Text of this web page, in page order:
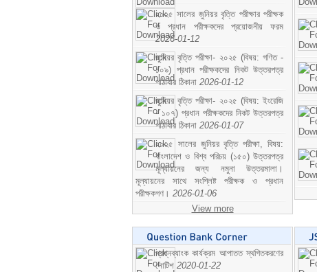
২০২৫ সালের জুনিয়র বৃত্তি পরীক্ষার পরীক্ষক
ও প্রধান পরীক্ষকদের প্রয়োজনীয় ফরম
2026-01-12
জুনিয়র বৃত্তি পরীক্ষা- ২০২৫ (বিষয়: গণিত -
১০৯) প্রধান পরীক্ষকদের নিকট উত্তরপত্র
পাঠাবার ঠিকানা 2026-01-12
জুনিয়র বৃত্তি পরীক্ষা- ২০২৫ (বিষয়: ইংরেজি
- ১০৭) প্রধান পরীক্ষকদের নিকট উত্তরপত্র
পাঠাবার ঠিকানা 2026-01-07
২০২৫ সালের জুনিয়র বৃত্তি পরীক্ষা, বিষয়:
বাংলাদেশ ও বিশ্ব পরিচয় (১৫০) উত্তরপত্র
মূল্যায়নের জন্য নমুনা উত্তরমালা।
মূল্যায়নের সাথে সংশ্লিষ্ট পরীক্ষক ও প্রধান
পরীক্ষকগণ। 2026-01-06
View more
প্রশ্নব্যাংক কার্যক্রম আপাতত স্থগিতকরণের
নোটিশ 2020-01-22